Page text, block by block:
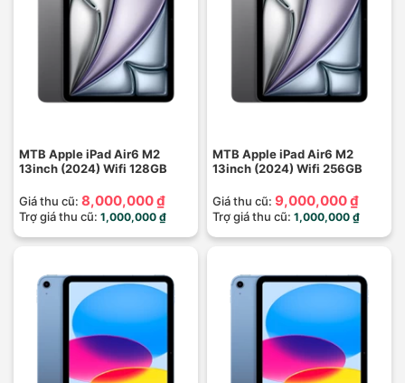
MTB Apple iPad Air6 M2
13inch (2024) Wifi 128GB
Giá thu cũ: 8,000,000 ₫
Trợ giá thu cũ: 1,000,000 ₫
MTB Apple iPad Air6 M2
13inch (2024) Wifi 256GB
Giá thu cũ: 9,000,000 ₫
Trợ giá thu cũ: 1,000,000 ₫